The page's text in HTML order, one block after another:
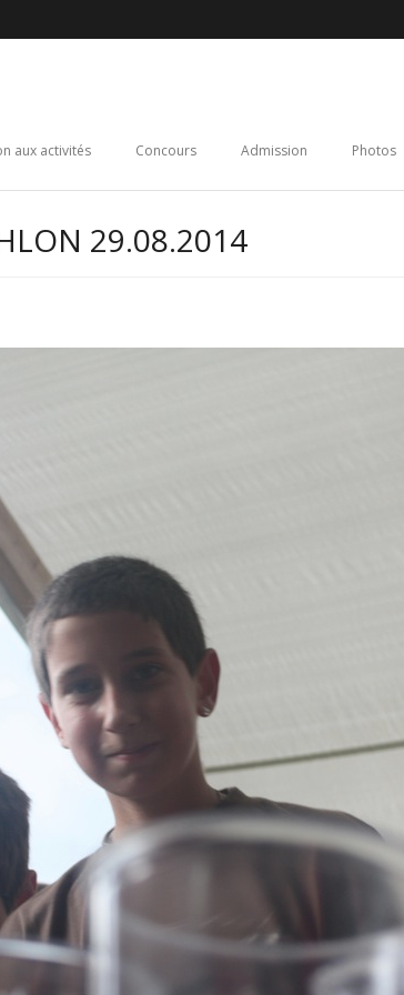
aux activités Concours Admission Photos
29.08.2014